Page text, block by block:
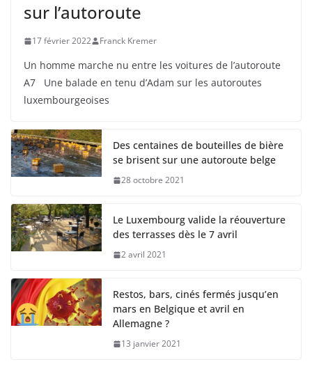
sur l’autoroute
17 février 2022 Franck Kremer
Un homme marche nu entre les voitures de l’autoroute
A7 Une balade en tenu d’Adam sur les autoroutes
luxembourgeoises
Des centaines de bouteilles de bière
se brisent sur une autoroute belge
28 octobre 2021
Le Luxembourg valide la réouverture
des terrasses dès le 7 avril
2 avril 2021
Restos, bars, cinés fermés jusqu’en
mars en Belgique et avril en
Allemagne ?
13 janvier 2021